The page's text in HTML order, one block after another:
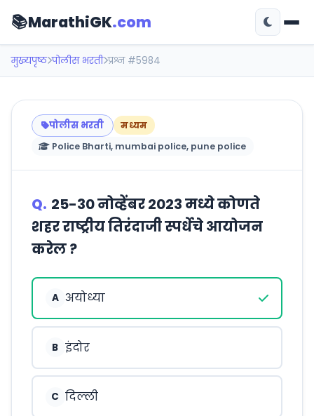
📚MarathiGK.com
मुख्यपृष्ठ पोलीस भरती प्रश्न #5984
पोलीस भरती
मध्यम
Police Bharti, mumbai police, pune police
Q. 25-30 नोव्हेंबर 2023 मध्ये कोणते
शहर राष्ट्रीय तिरंदाजी स्पर्धेचे आयोजन
करेल ?
A अयोध्या
B इंदोर
C दिल्ली